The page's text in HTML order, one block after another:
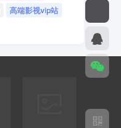
高端影视vip站